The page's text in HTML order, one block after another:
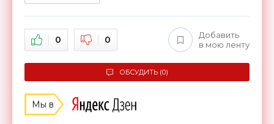
0 0
Добавить
в мою ленту
ОБСУДИТЬ (0)
Мы в